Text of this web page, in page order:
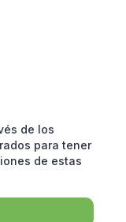
de los
para tener
de estas